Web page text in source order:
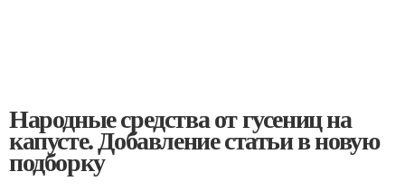
Народные средства от гусениц на
капусте. Добавление статьи в новую
подборку